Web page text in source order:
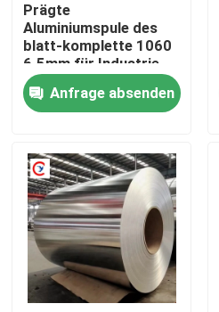
Heim
Produkte
Videos
Über uns
Prägte
Aluminiumspule des
blatt-komplette 1060
6.5mm für Industrie
Anfrage absenden